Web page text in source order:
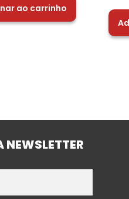
ao carrinho
NEWSLETTER